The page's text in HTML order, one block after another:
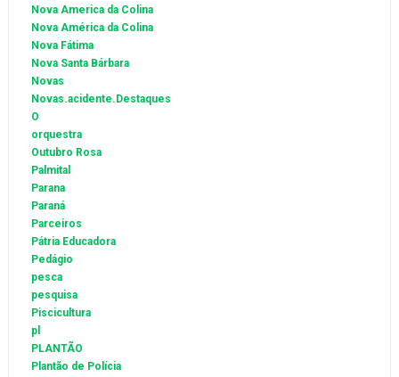
Nova America da Colina
Nova América da Colina
Nova Fátima
Nova Santa Bárbara
Novas
Novas.acidente.Destaques
O
orquestra
Outubro Rosa
Palmital
Parana
Paraná
Parceiros
Pátria Educadora
Pedágio
pesca
pesquisa
Piscicultura
pl
PLANTÃO
Plantão de Polícia